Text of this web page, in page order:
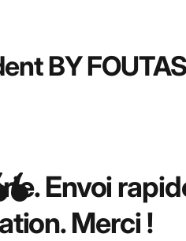
BY FOUTAS
Envoi
Merci !